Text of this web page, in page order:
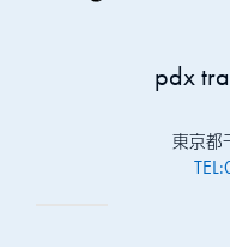
pdx
東京都